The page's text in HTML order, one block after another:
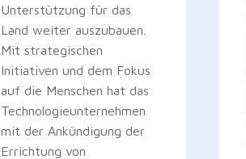
Unterstützung für das
Land weiter auszubauen.
Mit strategischen
Initiativen und dem Fokus
auf die Menschen hat das
Technologieunternehmen
mit der Ankündigung der
Errichtung von